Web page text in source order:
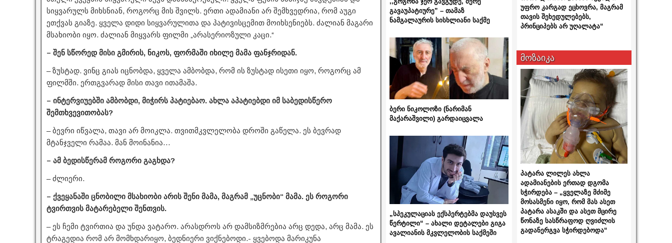
სიყვარულს მიხსნიან, როგორც მის შვილს. ერთი ადამიანი არ შემხვედრია, რომ აუგი
ეთქვას გიაზე. ყველა დიდი სიყვარულითა და პატივისცემით მოიხსენიებს. ძალიან მაგარი
მსახიობი იყო. ძალიან მიყვარს ფილმი „არასერიოზული კაცი.“
– შენ სწორედ მისი გმირის, ნიკოს, ფორმაში იხილე მამა ფანჯრიდან.
– ზუსტად. ვინც გიას იცნობდა, ყველა ამბობდა, რომ ის ზუსტად ისეთი იყო, როგორც ამ
ფილმში. ერთგვარად მისი თავი ითამაშა.
– ინტერვიუებში ამბობდი, მიჭირს პატიებაო. ახლა აპატიებდი იმ საბედისწერო
შემთხვევითობას?
– ბევრი იწვალა, თავი არ მოიკლა. თვითმკვლელობა დროში გაწელა. ეს ბევრად
მტანჯველი რამაა. მან მოინანია…
– ამ ბედისწერამ როგორი გაგხდა?
– ძლიერი.
– ქვეყანაში ცნობილი მსახიობი არის შენი მამა, მაგრამ „უცნობი“ მამა. ეს როგორი
ტვირთვის მატარებელი შენთვის.
– ეს ჩემი ტვირთია და უნდა ვატარო. არასდროს არ დამსიზმრებია არც დედა, არც მამა. ეს
ტრაგედია რომ არ მომხდარიყო, ბედნიერი ვიქნებოდი.- ყვებოდა მარიკუნა
გავაუპატიურე” – თამაზ
ნამგალაურის სისხლიანი საქმე
ბერი ნიკოლოზი (ნარიმან
მაქარაშვილი) გარდაიცვალა
„სპეკულაციას ექსპერტებმა დაუსვეს
წერტილი“ – ახალი დეტალები გიგა
ავალიანის მკვლელობის საქმეში
უფრო კარგად ეცხოვრა, მაგრამ
თავის შეხედულებებს,
პრინციპებს არ უღალატა“
მოზაიკა
პატარა ლილეს ახლა
ადამიანების ერთად დგომა
სჭირდება – „ყველაზე მძიმე
მოსასმენი იყო, რომ მას ასეთ
პატარა ასაკში და ასეთ მცირე
წონაზე სასწრაფოდ ღვიძლის
გადანერგვა სჭირდებოდა“